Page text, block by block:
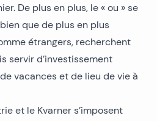
De plus en plus, le « ou » se
que de plus en plus
étrangers, recherchent
servir d’investissement
vacances et de lieu de vie à
et le Kvarner s’imposent